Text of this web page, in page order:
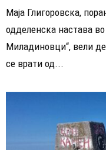
Маја Глигоровска,
одделенска настава
Миладиновци“, вели
се врати од...